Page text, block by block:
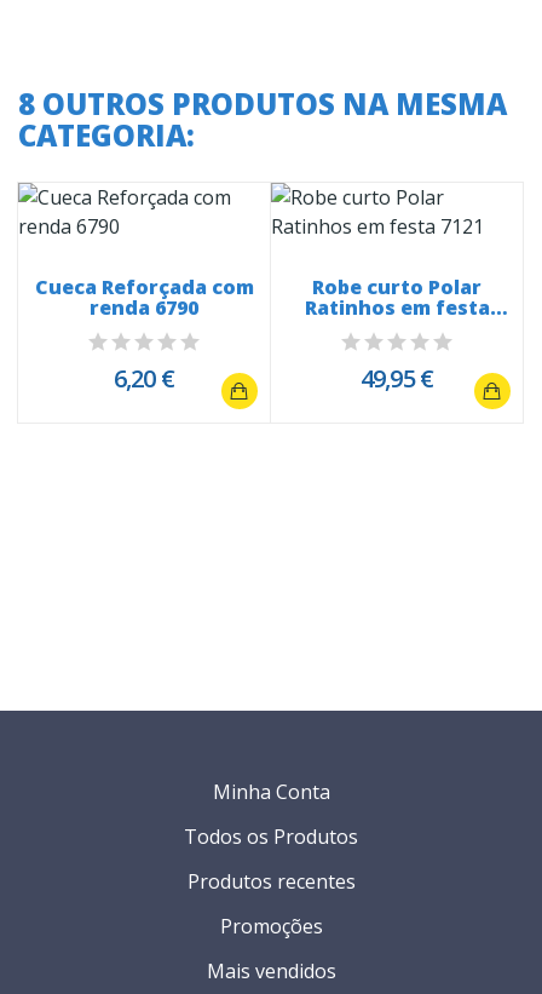
8 OUTROS PRODUTOS NA MESMA
CATEGORIA:
Cueca Reforçada com
renda 6790
6,20 €
Robe curto Polar
Ratinhos em festa
7121
49,95 €
Minha Conta
Todos os Produtos
Produtos recentes
Promoções
Mais vendidos